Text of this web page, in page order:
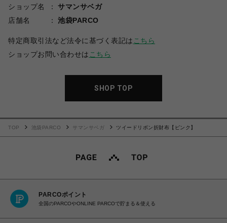
ショップ名
サマンサベガ
店舗名
池袋PARCO
特定商取引法など法令に基づく表記は こちら
ショップお問い合わせは こちら
SHOP TOP
TOP 池袋PARCO サマンサベガ ツイードリボン折財布【ピンク】
PARCOポイント
全国のPARCOやONLINE PARCOで貯まる＆使える